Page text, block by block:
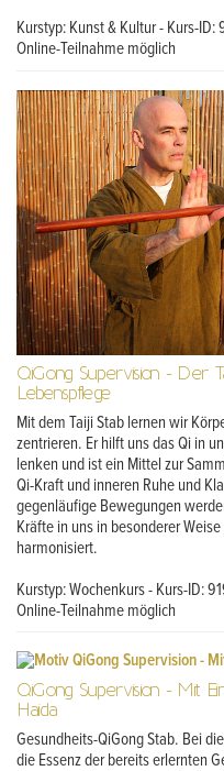
Kurstyp: Kunst & Kultur - Kurs-ID:
Online-Teilnahme möglich
QiGong Supervision - Der
Lebenspflege
Mit dem Taiji Stab lernen wir
zentrieren. Er hilft uns das Qi in
lenken und ist ein Mittel zur
Qi-Kraft und inneren Ruhe und
gegenläufige Bewegungen
Kräfte in uns in besonderer
harmonisiert.
Kurstyp: Wochenkurs - Kurs-ID:
Online-Teilnahme möglich
QiGong Supervision - Mit
Haida
Gesundheits-QiGong Stab. Bei
die Essenz der bereits erlernten